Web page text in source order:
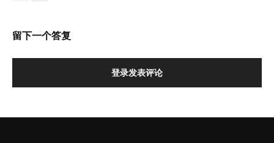
留下一个答复
登录发表评论